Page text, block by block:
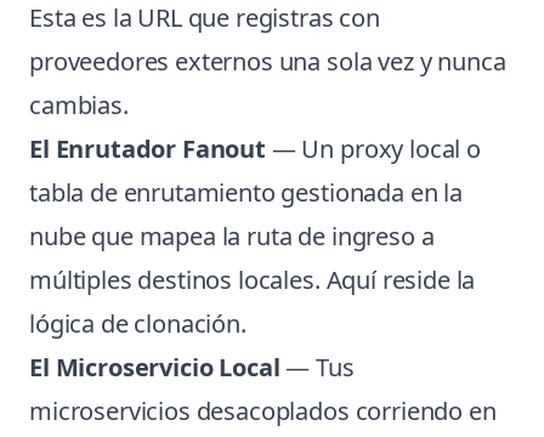
Esta es la URL que registras con
proveedores externos una sola vez y nunca
cambias.
El Enrutador Fanout — Un proxy local o
tabla de enrutamiento gestionada en la
nube que mapea la ruta de ingreso a
múltiples destinos locales. Aquí reside la
lógica de clonación.
El Microservicio Local— Tus
microservicios desacoplados corriendo en